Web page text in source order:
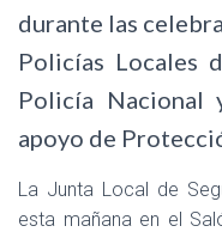
durante las
Policías Locales
Policía Nacional
apoyo de
La Junta Local de
esta mañana en el